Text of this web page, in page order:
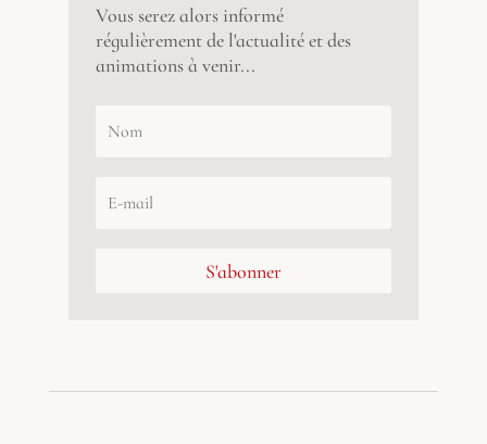
Vous serez alors informé
régulièrement de l'actualité et des
animations à venir...
S'abonner